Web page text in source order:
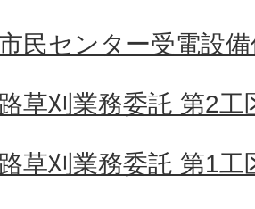
民センター受電設
草刈業務委託 第2工
草刈業務委託 第1工